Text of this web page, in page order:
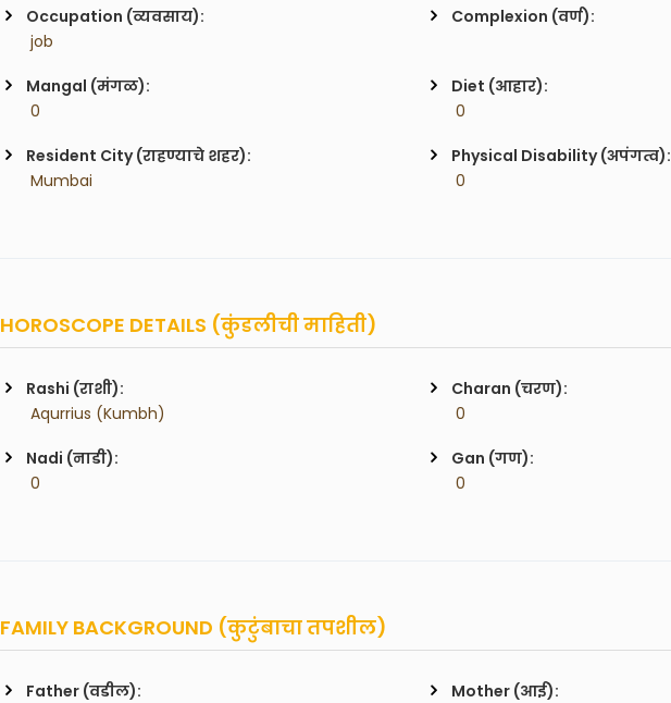
Occupation (व्यवसाय):
job
Complexion (वर्ण):
Mangal (मंगळ):
0
Diet (आहार):
0
Resident City (राहण्याचे शहर):
Mumbai
Physical Disability (अपंगत्व):
0
HOROSCOPE DETAILS (कुंडलीची माहिती)
Rashi (राशी):
Aqurrius (Kumbh)
Charan (चरण):
0
Nadi (नाडी):
0
Gan (गण):
0
FAMILY BACKGROUND (कुटुंबाचा तपशील)
Father (वडील):
Mother (आई):